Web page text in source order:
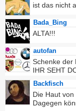
ist das nicht
Bada_Bing
ALTA!!!
autofan
Schenke der
IHR SEHT
Backfisch
Die Haut
Dagegen